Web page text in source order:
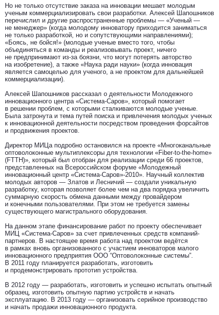
Но не только отсутствие заказа на инновации мешает молодым
ученым коммерциализировать свои разработки. Алексей Шапошников
перечислил и другие распространенные проблемы — «Ученый —
не менеджер» (когда молодому инноватору приходится заниматься
не только разработкой, но и сопутствующими направлениями);
«Боясь, не бойся!» (молодые ученые вместо того, чтобы
объединяться в команды и реализовывать проект, ничего
не предпринимают из-за боязни, что могут потерять авторство
на изобретение), а также «Наука ради науки» (когда инновация
является самоцелью для ученого, а не проектом для дальнейшей
коммерциализации).
Алексей Шапошников рассказал о деятельности Молодежного
инновационного центра «Система-Саров», который помогает
в решении проблем, с которыми сталкиваются молодые ученые.
Была затронута и тема путей поиска и привлечения молодых ученых
к инновационной деятельности посредством проведения форсайтов
и продвижения проектов.
Директор МИЦа подробно остановился на проекте «Многоканальные
оптоволоконные мультиплексоры для технологии «Fiber-to-the-home»
(FTTH)», который был отобран для реализации среди 66 проектов,
представленных на Всероссийском форуме «Молодежный
инновационный центр «Система-Саров»-2010». Научный коллектив
молодых авторов — Златов и Лесничий — создали уникальную
разработку, которая позволяет более чем на два порядка увеличить
суммарную скорость обмена данными между провайдером
и конечными пользователями. При этом не требуется замены
существующего магистрального оборудования.
На данном этапе финансирование работ по проекту обеспечивает
МИЦ «Система-Саров» за счет привлеченных средств компаний-
партнеров. В настоящее время работа над проектом ведётся
в рамках вновь организованного с участием инноваторов малого
инновационного предприятия ООО “Оптоволоконные системы”.
В 2011 году планируется разработать, изготовить
и продемонстрировать прототип устройства.
В 2012 году — разработать, изготовить и успешно испытать опытный
образец, изготовить опытную партию устройств и начать
эксплуатацию. В 2013 году — организовать серийное производство
и начать продажи инновационного продукта.